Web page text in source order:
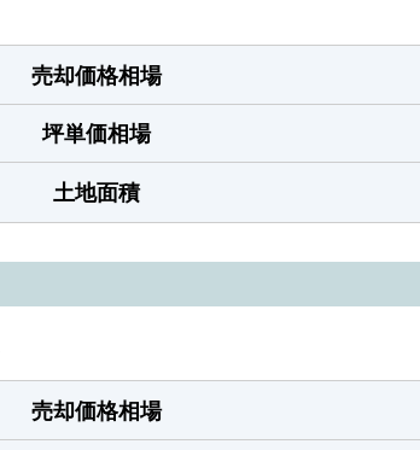
売却価格相場
坪単価相場
土地面積
売却価格相場